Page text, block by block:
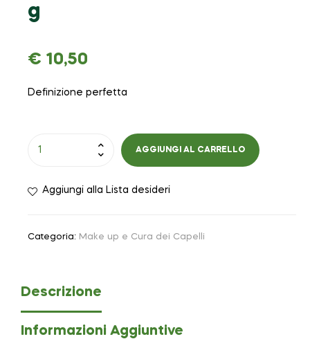
g
€ 10,50
Definizione perfetta
AGGIUNGI AL CARRELLO
Aggiungi alla Lista desideri
Categoria: Make up e Cura dei Capelli
Descrizione
Informazioni Aggiuntive